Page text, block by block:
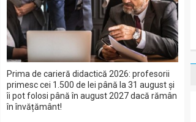
Prima de carieră didactică 2026: profesorii
primesc cei 1.500 de lei până la 31 august și
îi pot folosi până în august 2027 dacă rămân
în învățământ!